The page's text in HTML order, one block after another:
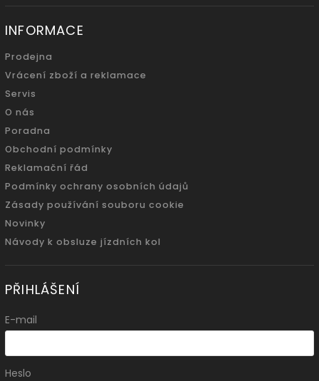
INFORMACE
Prodejna
Vrácení zboží a reklamace
Servis
O nás
Poradna
Obchodní podmínky
Reklamační řád
Podmínky ochrany osobních údajů
Zásady používání souboru cookie
Novinky
Návody k obsluze jízdních kol
PŘIHLÁŠENÍ
E-mail
Heslo